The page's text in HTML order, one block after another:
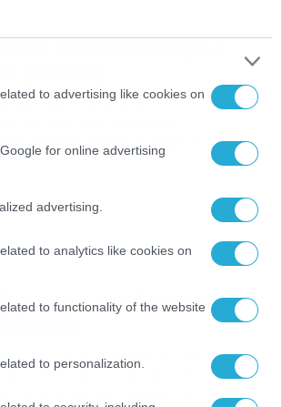
to advertising like cookies on
for online advertising
advertising.
to analytics like cookies on
to functionality of the website
to personalization.
τη θάλασσα μια
(video)
η επιχείρηση
Ορκα από θαλάσσια
να… πετάγεται
τρελοί με το σέρφινγκ, σε μια
δολοφόνοι; Προφανώς,